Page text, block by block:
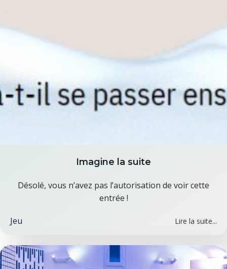
Imagine la suite
Désolé, vous n’avez pas l’autorisation de voir cette
entrée !
Jeu Lire la suite...